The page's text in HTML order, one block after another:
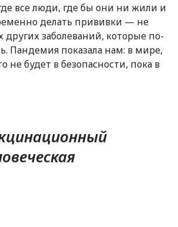
все люди, где бы они ни жили и
делать прививки — не
других заболеваний, которые по-
Пандемия показала нам: в мире,
не будет в безопасности, пока в